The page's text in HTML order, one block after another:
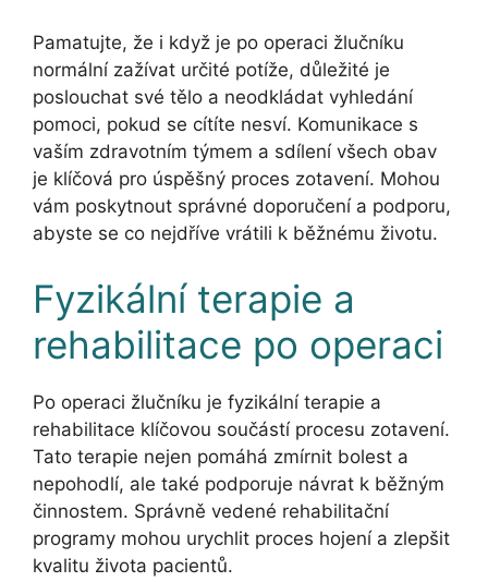
Pamatujte, že i když je po operaci žlučníku
normální zažívat určité potíže, důležité je
poslouchat své tělo a neodkládat vyhledání
pomoci, pokud se cítíte nesví. Komunikace s
vaším zdravotním týmem a sdílení všech obav
je klíčová pro úspěšný proces zotavení. Mohou
vám poskytnout správné doporučení a podporu,
abyste se co nejdříve vrátili k běžnému životu.
Fyzikální terapie a
rehabilitace po operaci
Po operaci žlučníku je fyzikální terapie a
rehabilitace klíčovou součástí procesu zotavení.
Tato terapie nejen pomáhá zmírnit bolest a
nepohodlí, ale také podporuje návrat k běžným
činnostem. Správně vedené rehabilitační
programy mohou urychlit proces hojení a zlepšit
kvalitu života pacientů.